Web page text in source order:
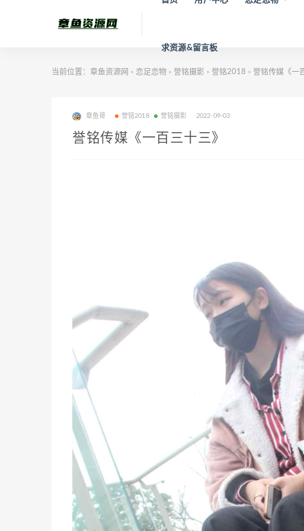
求资源&留言板
当前位置： 章鱼资源网 > 恋足恋物 > 誉铭摄影 > 誉铭2018 > 誉铭传媒《一
章鱼哥 誉铭2018 誉铭摄影 2022-09-03
誉铭传媒《一百三十三》